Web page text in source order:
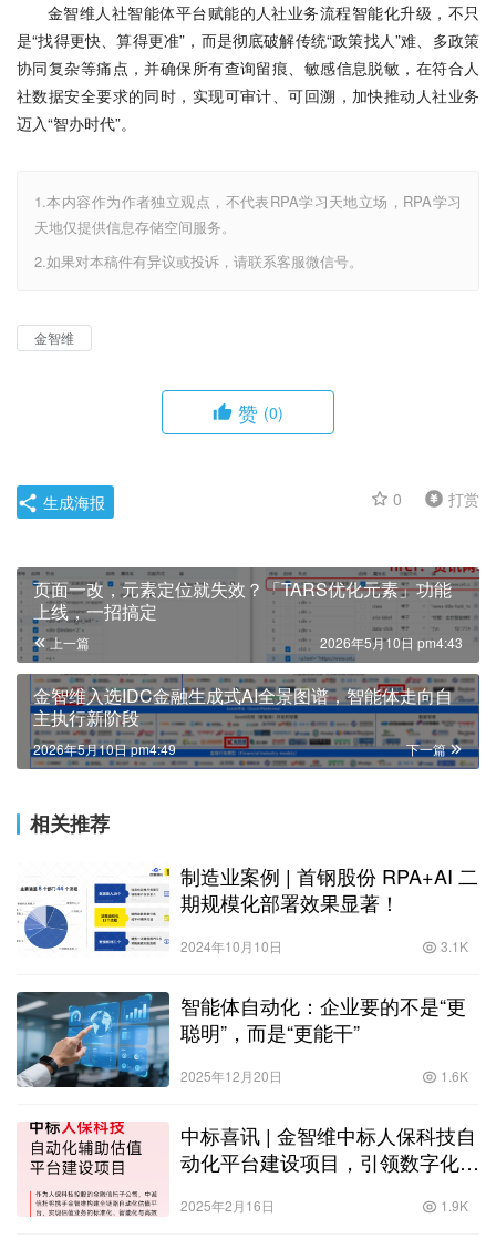
金智维人社智能体平台赋能的人社业务流程智能化升级，不只
是“找得更快、算得更准”，而是彻底破解传统“政策找人”难、多政策
协同复杂等痛点，并确保所有查询留痕、敏感信息脱敏，在符合人
社数据安全要求的同时，实现可审计、可回溯，加快推动人社业务
迈入“智办时代”。
1.本内容作为作者独立观点，不代表RPA学习天地立场，RPA学习
天地仅提供信息存储空间服务。
2.如果对本稿件有异议或投诉，请联系客服微信号。
金智维
赞 (0)
0 打赏
生成海报
页面一改，元素定位就失效？「TARS优化元素」功能
上线，一招搞定
上一篇 2026年5月10日 pm4:43
金智维入选IDC金融生成式AI全景图谱，智能体走向自
主执行新阶段
下一篇
2026年5月10日 pm4:49
相关推荐
制造业案例 | 首钢股份 RPA+AI 二
期规模化部署效果显著！
2024年10月10日 3.1K
智能体自动化：企业要的不是“更
聪明”，而是“更能干”
2025年12月20日 1.6K
中标喜讯 | 金智维中标人保科技自
动化平台建设项目，引领数字化估
2025年2月16日 1.9K